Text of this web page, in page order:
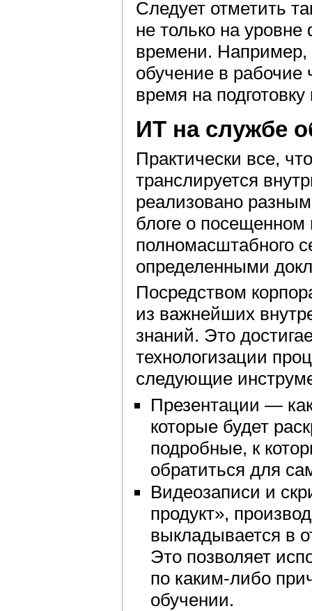
Следует отметить
не только на
времени. Например,
обучение в рабочие
время на
ИТ на службе
Практически все,
транслируется
реализовано
блоге о
полномасштабного
определенными
Посредством
из важнейших
знаний. Это
технологизации
следующие
Презентации —
которые будет
подробные, к
обратиться для
Видеозаписи и
продукт»,
выкладывается в
Это позволяет
по каким-либо
обучении.